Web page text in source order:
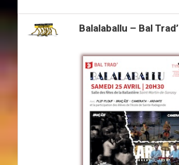
Balalaballu – Bal Trad’